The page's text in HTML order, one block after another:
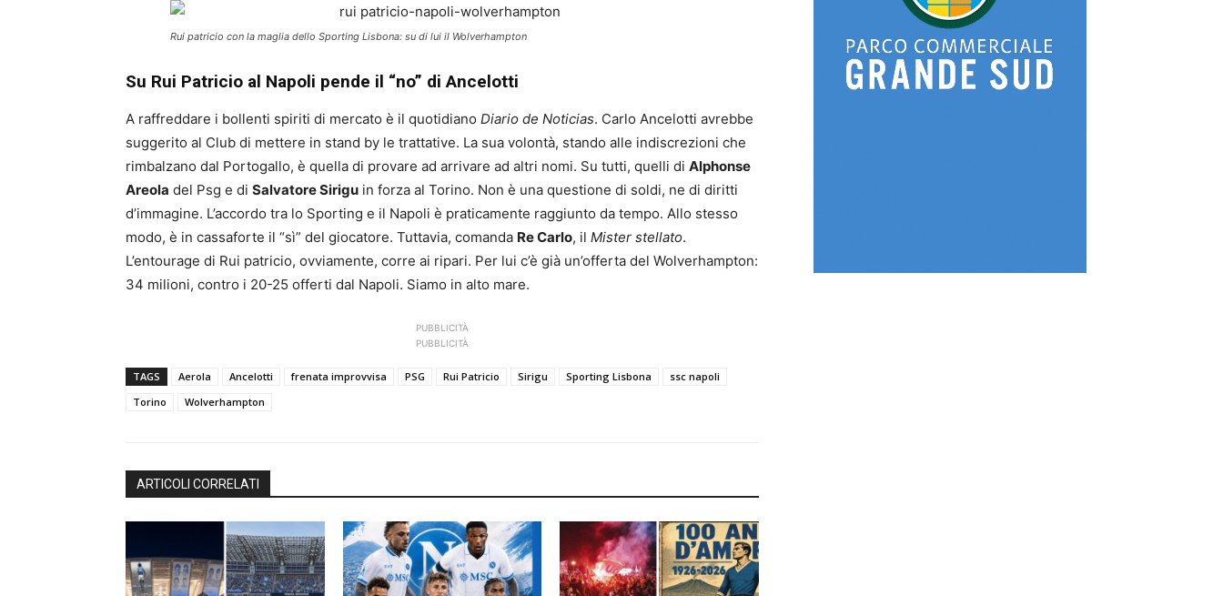
Rui patricio con la maglia dello Sporting Lisbona: su di lui il Wolverhampton
Su Rui Patricio al Napoli pende il “no” di Ancelotti
A raffreddare i bollenti spiriti di mercato è il quotidiano Diario de Noticias. Carlo Ancelotti avrebbe
suggerito al Club di mettere in stand by le trattative. La sua volontà, stando alle indiscrezioni che
rimbalzano dal Portogallo, è quella di provare ad arrivare ad altri nomi. Su tutti, quelli di Alphonse
Areola del Psg e di Salvatore Sirigu in forza al Torino. Non è una questione di soldi, ne di diritti
d’immagine. L’accordo tra lo Sporting e il Napoli è praticamente raggiunto da tempo. Allo stesso
modo, è in cassaforte il “sì” del giocatore. Tuttavia, comanda Re Carlo, il Mister stellato.
L’entourage di Rui patricio, ovviamente, corre ai ripari. Per lui c’è già un’offerta del Wolverhampton:
34 milioni, contro i 20-25 offerti dal Napoli. Siamo in alto mare.
PUBBLICITÀ
PUBBLICITÀ
TAGS Aerola Ancelotti frenata improvvisa PSG Rui Patricio Sirigu Sporting Lisbona
ssc napoli
Torino
Wolverhampton
ARTICOLI CORRELATI